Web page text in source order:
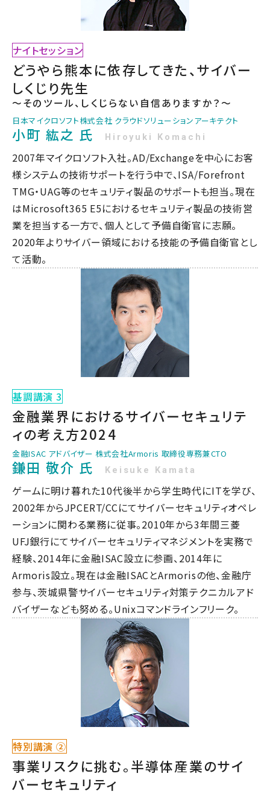
ナイトセッション
どうやら熊本に依存してきた、サイバー
しくじり先生
～そのツール、しくじらない自信ありますか？～
日本マイクロソフト株式会社 クラウドソリューションアーキテクト
小町 紘之 氏 Hiroyuki Komachi
2007年マイクロソフト入社。AD/Exchangeを中心にお客
様システムの技術サポートを行う中で、ISA/Forefront
TMG・UAG等のセキュリティ製品のサポートも担当。現在
はMicrosoft365 E5におけるセキュリティ製品の技術営
業を担当する一方で、個人として予備自衛官に志願。
2020年よりサイバー領域における技能の予備自衛官とし
て活動。
基調講演 3
金融業界におけるサイバーセキュリテ
ィの考え方2024
金融ISAC アドバイザー 株式会社Armoris 取締役専務兼CTO
鎌田 敬介 氏 Keisuke Kamata
ゲームに明け暮れた10代後半から学生時代にITを学び、
2002年からJPCERT/CCにてサイバーセキュリティオペレ
ーションに関わる業務に従事。2010年から3年間三菱
UFJ銀行にてサイバーセキュリティマネジメントを実務で
経験、2014年に金融ISAC設立に参画、2014年に
Armoris設立。現在は金融ISACとArmorisの他、金融庁
参与、茨城県警サイバーセキュリティ対策テクニカルアド
バイザーなども努める。Unixコマンドラインフリーク。
特別講演 ②
事業リスクに挑む。半導体産業のサイ
バーセキュリティ